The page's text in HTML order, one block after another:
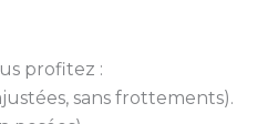
profitez :
sans frottements).